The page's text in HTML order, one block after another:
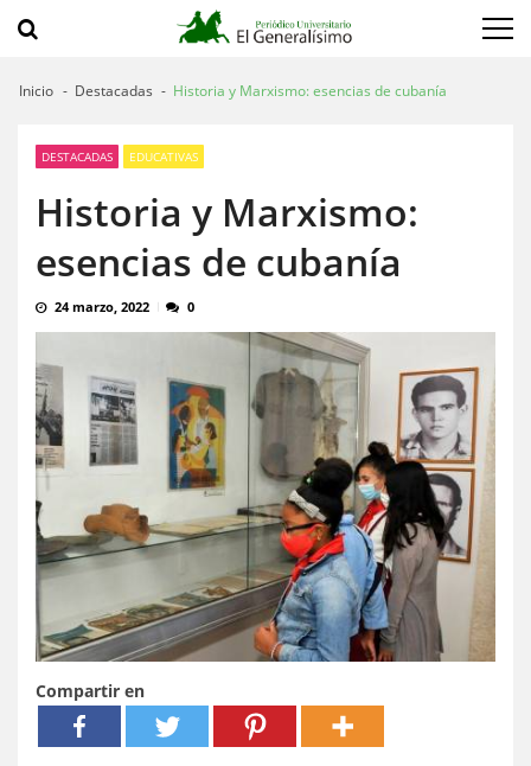
Inicio Destacadas Historia y Marxismo: esencias de cubanía
DESTACADAS EDUCATIVAS
Historia y Marxismo:
esencias de cubanía
24 marzo, 2022 0
Compartir en